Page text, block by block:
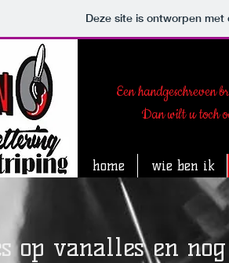
Deze site is ontworpen
home wie ben ik
Een handgeschreven
Dan wilt u toch
op vanalles en